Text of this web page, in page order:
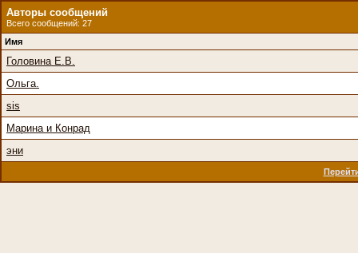
Авторы сообщений
Всего сообщений: 27
Имя
Головина Е.В.
Ольга.
sis
Марина и Конрад
эни